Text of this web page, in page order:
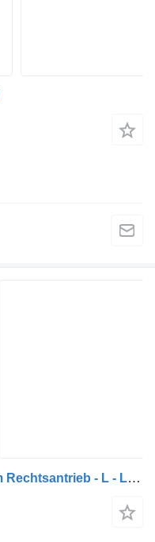
Isuzu Schmale Kabine 1815 mm Rechtsantrieb - L - LNR - 2008 -> Euro 5 Euro 6 Fahrerhaus für Isuzu LKW